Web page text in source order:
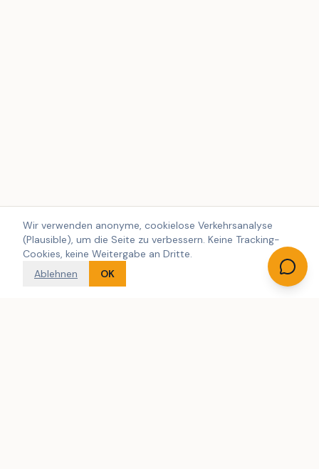
Wir verwenden anonyme, cookielose Verkehrsanalyse
(Plausible), um die Seite zu verbessern. Keine Tracking-
Cookies, keine Weitergabe an Dritte.
Ablehnen
OK